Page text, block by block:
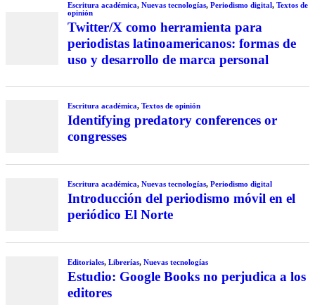
Escritura académica, Nuevas tecnologías, Periodismo digital, Textos de
opinión
Twitter/X como herramienta para
periodistas latinoamericanos: formas de
uso y desarrollo de marca personal
Escritura académica, Textos de opinión
Identifying predatory conferences or
congresses
Escritura académica, Nuevas tecnologías, Periodismo digital
Introducción del periodismo móvil en el
periódico El Norte
Editoriales, Librerías, Nuevas tecnologías
Estudio: Google Books no perjudica a los
editores